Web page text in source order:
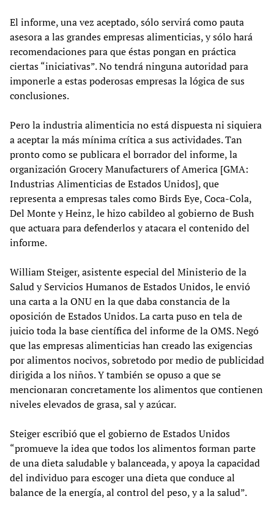
El informe, una vez aceptado, sólo servirá como pauta
asesora a las grandes empresas alimenticias, y sólo hará
recomendaciones para que éstas pongan en práctica
ciertas “iniciativas”. No tendrá ninguna autoridad para
imponerle a estas poderosas empresas la lógica de sus
conclusiones.
Pero la industria alimenticia no está dispuesta ni siquiera
a aceptar la más mínima crítica a sus actividades. Tan
pronto como se publicara el borrador del informe, la
organización Grocery Manufacturers of America [GMA:
Industrias Alimenticias de Estados Unidos], que
representa a empresas tales como Birds Eye, Coca-Cola,
Del Monte y Heinz, le hizo cabildeo al gobierno de Bush
que actuara para defenderlos y atacara el contenido del
informe.
William Steiger, asistente especial del Ministerio de la
Salud y Servicios Humanos de Estados Unidos, le envió
una carta a la ONU en la que daba constancia de la
oposición de Estados Unidos. La carta puso en tela de
juicio toda la base científica del informe de la OMS. Negó
que las empresas alimenticias han creado las exigencias
por alimentos nocivos, sobretodo por medio de publicidad
dirigida a los niños. Y también se opuso a que se
mencionaran concretamente los alimentos que contienen
niveles elevados de grasa, sal y azúcar.
Steiger escribió que el gobierno de Estados Unidos
“promueve la idea que todos los alimentos forman parte
de una dieta saludable y balanceada, y apoya la capacidad
del individuo para escoger una dieta que conduce al
balance de la energía, al control del peso, y a la salud”.